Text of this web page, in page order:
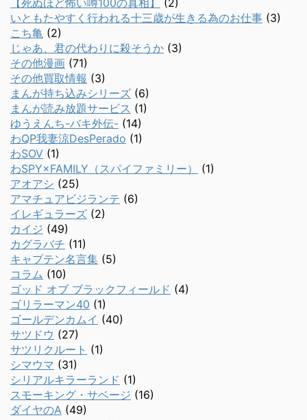
【死ぬほど怖い噂100の真相】
(2)
いともたやすく行われる十三歳が生きる為のお仕事 (3)
こち亀 (2)
じゃあ、君の代わりに殺そうか (3)
その他漫画 (71)
その他買取情報 (3)
まんが持ち込みシリーズ (6)
まんが読み放題サービス (1)
ゆうえんち-バキ外伝- (14)
わQP我妻涼DesPerado (1)
わSOV (1)
わSPY×FAMILY（スパイファミリー）
(1)
アオアシ (25)
アマチュアビジランテ (6)
イレギュラーズ (2)
カイジ (49)
カグラバチ (11)
キャプテン名言集 (5)
コラム (10)
ゴッド オブ ブラックフィールド (4)
ゴリラーマン40 (1)
ゴールデンカムイ (40)
サツドウ (27)
サツリクルート (1)
シマウマ (31)
シリアルキラーランド (1)
スモーキング・サベージ (16)
ダイヤのA (49)